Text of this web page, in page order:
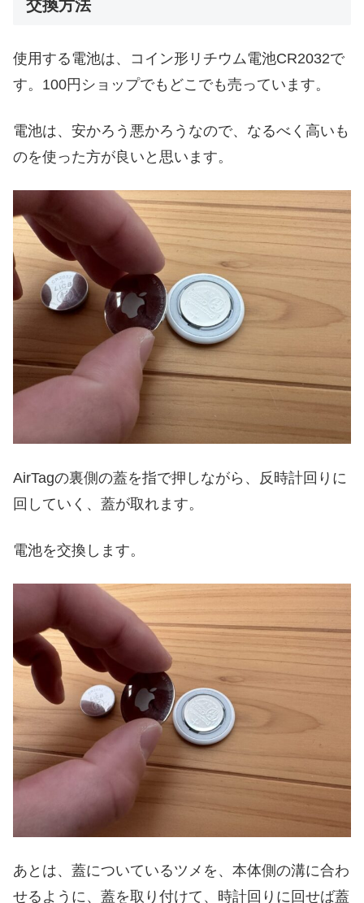
交換方法
使用する電池は、コイン形リチウム電池CR2032で
す。100円ショップでもどこでも売っています。
電池は、安かろう悪かろうなので、なるべく高いも
のを使った方が良いと思います。
AirTagの裏側の蓋を指で押しながら、反時計回りに
回していく、蓋が取れます。
電池を交換します。
あとは、蓋についているツメを、本体側の溝に合わ
せるように、蓋を取り付けて、時計回りに回せば蓋